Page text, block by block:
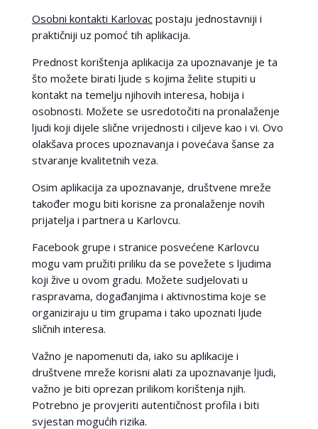
Osobni kontakti Karlovacpostaju jednostavniji i
praktičniji uz pomoć tih aplikacija.
Prednost korištenja aplikacija za upoznavanje je ta
što možete birati ljude s kojima želite stupiti u
kontakt na temelju njihovih interesa, hobija i
osobnosti. Možete se usredotočiti na pronalaženje
ljudi koji dijele slične vrijednosti i ciljeve kao i vi. Ovo
olakšava proces upoznavanja i povećava šanse za
stvaranje kvalitetnih veza.
Osim aplikacija za upoznavanje, društvene mreže
također mogu biti korisne za pronalaženje novih
prijatelja i partnera u Karlovcu.
Facebook grupe i stranice posvećene Karlovcu
mogu vam pružiti priliku da se povežete s ljudima
koji žive u ovom gradu. Možete sudjelovati u
raspravama, događanjima i aktivnostima koje se
organiziraju u tim grupama i tako upoznati ljude
sličnih interesa.
Važno je napomenuti da, iako su aplikacije i
društvene mreže korisni alati za upoznavanje ljudi,
važno je biti oprezan prilikom korištenja njih.
Potrebno je provjeriti autentičnost profila i biti
svjestan mogućih rizika.